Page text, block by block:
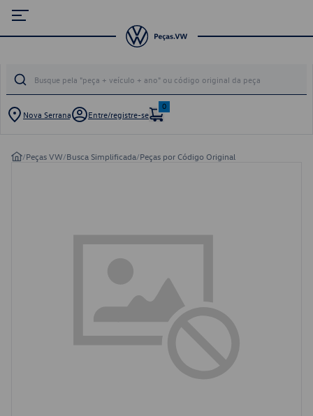
Nova Serrana Entre/registre-se
0
/Peças VW/Busca Simplificada/Peças por Código Original